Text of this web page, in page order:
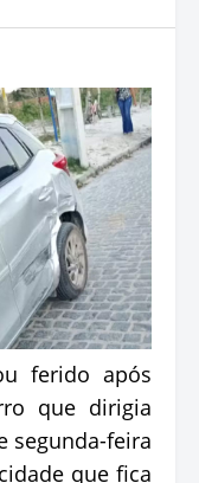
ferido após
que dirigia
segunda-feira
que fica